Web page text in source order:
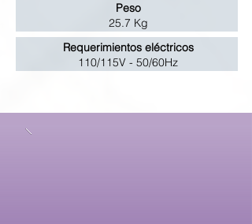
Peso
25.7 Kg
Requerimientos eléctricos
110/115V - 50/60Hz